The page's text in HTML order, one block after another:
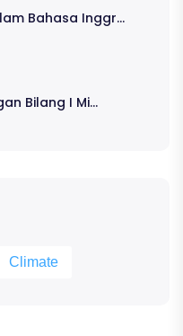
Bahasa Inggr...
Bilang I Mi...
Climate